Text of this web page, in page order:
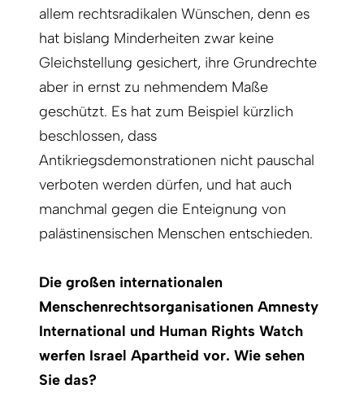
allem rechtsradikalen Wünschen, denn es
hat bislang Minderheiten zwar keine
Gleichstellung gesichert, ihre Grundrechte
aber in ernst zu nehmendem Maße
geschützt. Es hat zum Beispiel kürzlich
beschlossen, dass
Antikriegsdemonstrationen nicht pauschal
verboten werden dürfen, und hat auch
manchmal gegen die Enteignung von
palästinensischen Menschen entschieden.
Die großen internationalen
Menschenrechtsorganisationen Amnesty
International und Human Rights Watch
werfen Israel Apartheid vor. Wie sehen
Sie das?